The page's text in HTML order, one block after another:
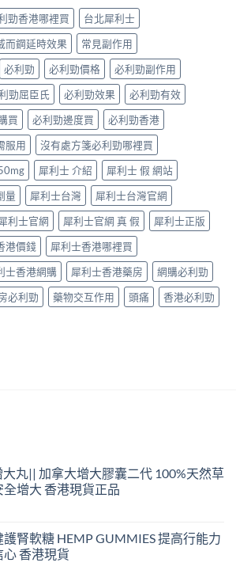
勁香港哪裡買
台北犀利士
而鋼延時效果
常見副作用
必利勁 必利勁價格
必利勁副作用
勁屈臣氏 必利勁效果
必利勁有效
買 必利勁邊度買
必利勁香港
服用
沒有處方箋必利勁哪裡買
犀利士 介紹
犀利士 假 網站
量 犀利士台灣
犀利士台灣官網
利士官網 犀利士官網 真 假
犀利士正版
港價錢
犀利士香港哪裡買
士香港網購 犀利士香港藥房
網購必利勁
必利勁 藥物交互作用 頭痛 香港必利勁
大丸|| 加拿大增大膠囊二代 100%天然草
增大 香港現貨正品
護腎軟糖 HEMP GUMMIES 提高行能力
香港現貨